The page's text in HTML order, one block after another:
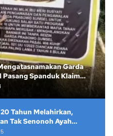
Garda
Pasang Spanduk Klaim
Diputus Pengadilan
Tahun Melahirkan,
Tak Senonoh Ayah